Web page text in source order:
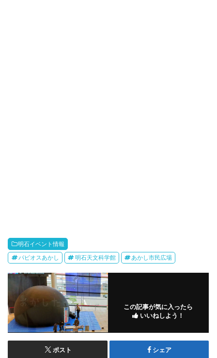
明石イベント情報
パピオスあかし 明石天文科学館 あかし市民広場
この記事が気に入ったら
いいねしよう！
ポスト シェア